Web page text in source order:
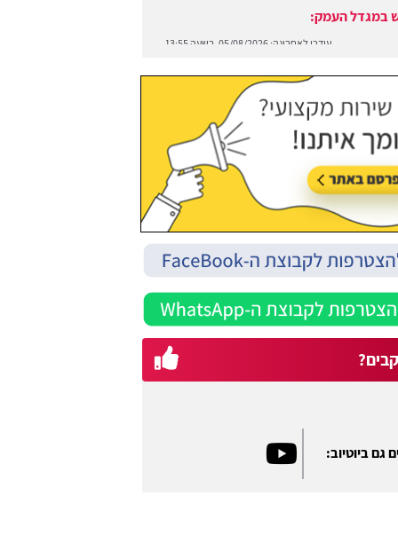
במגדל העמק:
עודכן לאחרונה: 05/08/2026, בשעה 13:55
גם ביוטיוב: